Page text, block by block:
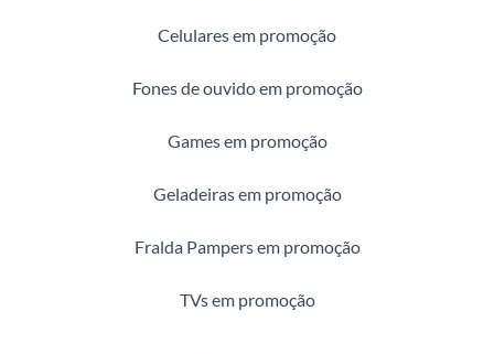
Celulares em promoção
Fones de ouvido em promoção
Games em promoção
Geladeiras em promoção
Fralda Pampers em promoção
TVs em promoção